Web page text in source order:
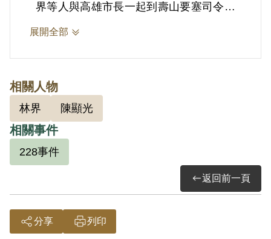
界等人與高雄市長一起到壽山要塞司令部
談判，要求彭孟緝約束軍人，勿再對百姓
談判代表，一同被關在市府二樓，後來被
送到高雄要塞監禁。台灣南部防衛司令部
（司令為彭孟緝）處死林界的理由為「暴
徒首犯林界聚集流氓，非法組織保安隊，
劫奪焚殺，擾亂治安，提出不法條件，脅
迫繳械」，與彰化人陳顯光以「共產暴徒
陳顯光，鼓動學生，參加暴動，率眾圍攻
火車站」為由於1947年3月21日在高雄要
塞司令部被槍決。
展開全部
相關人物
林界 陳顯光
相關事件
228事件
返回前一頁
分享 列印